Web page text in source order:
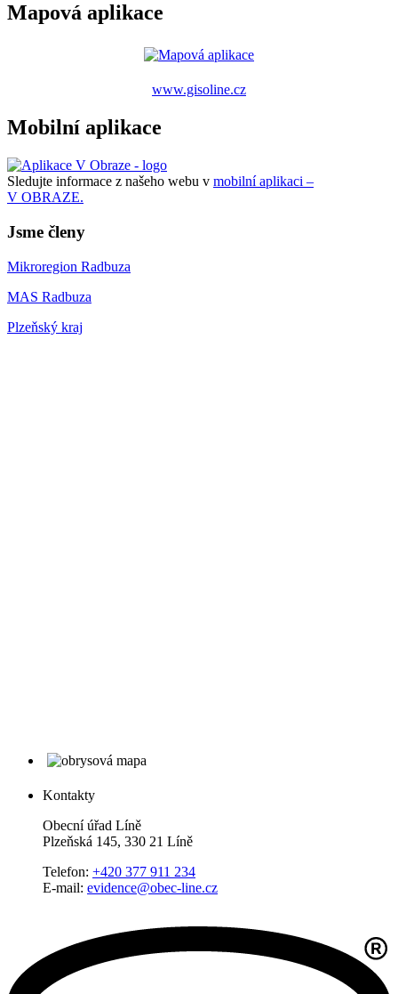
Mapová aplikace
www.gisoline.cz
Mobilní aplikace
Sledujte informace z našeho webu v mobilní aplikaci –
V OBRAZE.
Jsme členy
Mikroregion Radbuza
MAS Radbuza
Plzeňský kraj
Kontakty
Obecní úřad Líně
Plzeňská 145, 330 21 Líně
Telefon: +420 377 911 234
E-mail: evidence@obec-line.cz